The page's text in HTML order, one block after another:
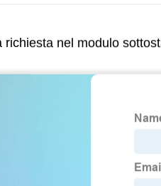
nel modulo